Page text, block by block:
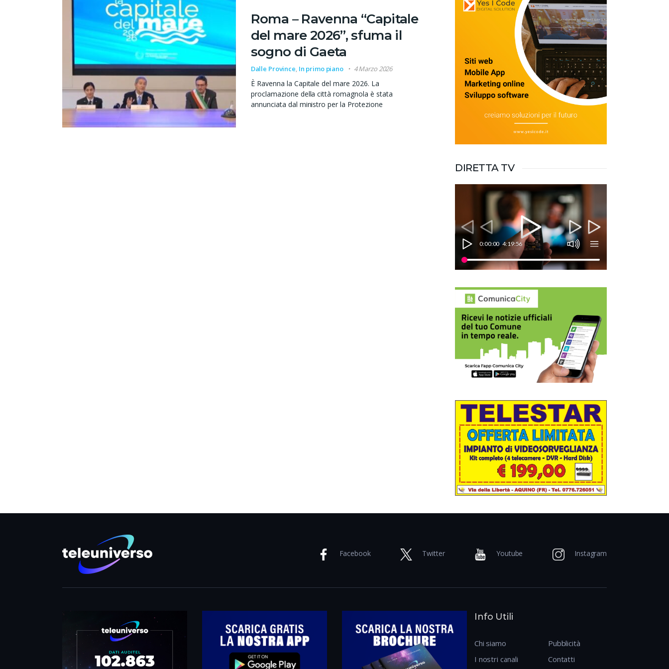
Roma – Ravenna “Capitale
del mare 2026”, sfuma il
sogno di Gaeta
Dalle Province, In primo piano 4 Marzo 2026
È Ravenna la Capitale del mare 2026. La
proclamazione della città romagnola è stata
annunciata dal ministro per la Protezione
DIRETTA TV
0:00:00 4:19:56
Facebook Twitter Youtube Instagram
Info Utili
Chi siamo
I nostri canali
Pubblicità
Contatti